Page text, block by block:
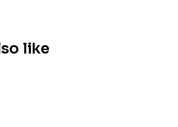
like